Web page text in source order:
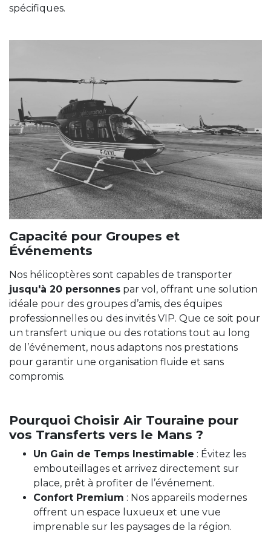
spécifiques.
Capacité pour Groupes et
Événements
Nos hélicoptères sont capables de transporter
jusqu'à 20 personnes par vol, offrant une solution
idéale pour des groupes d’amis, des équipes
professionnelles ou des invités VIP. Que ce soit pour
un transfert unique ou des rotations tout au long
de l’événement, nous adaptons nos prestations
pour garantir une organisation fluide et sans
compromis.
Pourquoi Choisir Air Touraine pour
vos Transferts vers le Mans ?
Un Gain de Temps Inestimable : Évitez les
embouteillages et arrivez directement sur
place, prêt à profiter de l’événement.
Confort Premium : Nos appareils modernes
offrent un espace luxueux et une vue
imprenable sur les paysages de la région.